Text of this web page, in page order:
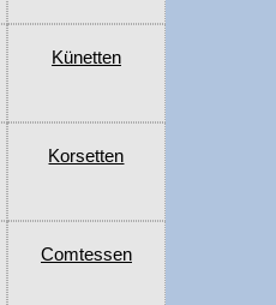
Künetten
Korsetten
Comtessen